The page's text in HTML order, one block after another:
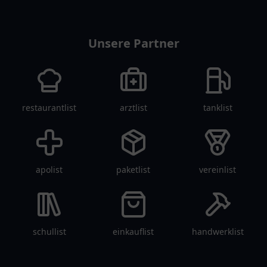
Unsere Partner
restaurantlist arztlist tanklist
apolist paketlist vereinlist
schullist einkauflist handwerklist